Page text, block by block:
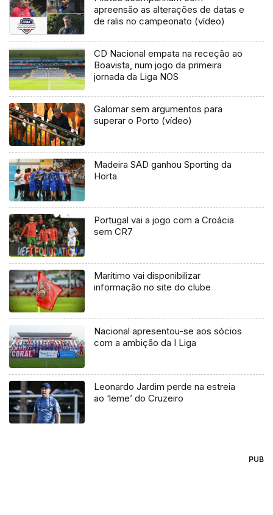
apreensão as alterações de datas e
de ralis no campeonato (vídeo)
CD Nacional empata na receção ao
Boavista, num jogo da primeira
jornada da Liga NOS
Galomar sem argumentos para
superar o Porto (vídeo)
Madeira SAD ganhou Sporting da
Horta
Portugal vai a jogo com a Croácia
sem CR7
Marítimo vai disponibilizar
informação no site do clube
Nacional apresentou-se aos sócios
com a ambição da I Liga
Leonardo Jardim perde na estreia
ao ‘leme’ do Cruzeiro
PUB